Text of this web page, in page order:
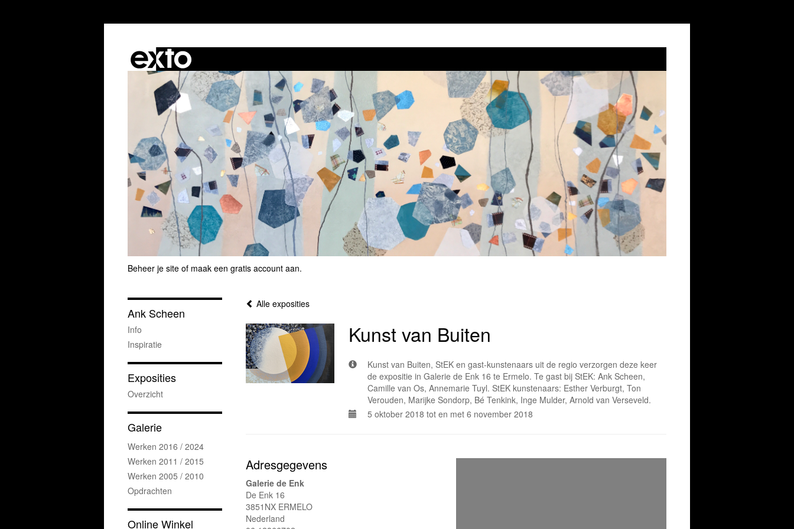
Beheer je site of maak een gratis account aan.
Alle exposities
Kunst van Buiten
Kunst van Buiten, StEK en gast-kunstenaars uit de regio verzorgen deze keer
de expositie in Galerie de Enk 16 te Ermelo. Te gast bij StEK: Ank Scheen,
Camille van Os, Annemarie Tuyl. StEK kunstenaars: Esther Verburgt, Ton
Verouden, Marijke Sondorp, Bé Tenkink, Inge Mulder, Arnold van Verseveld.
5 oktober 2018 tot en met 6 november 2018
Adresgegevens
Galerie de Enk
De Enk 16
3851NX ERMELO
Nederland
Ank Scheen
Info
Inspiratie
Exposities
Overzicht
Galerie
Werken 2016 / 2024
Werken 2011 / 2015
Werken 2005 / 2010
Opdrachten
Online Winkel